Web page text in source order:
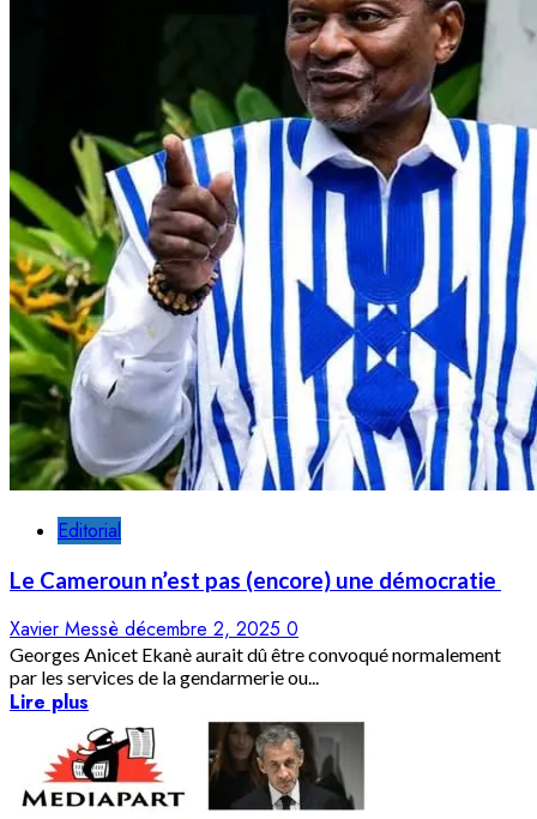
Editorial
Le Cameroun n’est pas (encore) une démocratie
Xavier Messè décembre 2, 2025 0
Georges Anicet Ekanè aurait dû être convoqué normalement
par les services de la gendarmerie ou...
Lire plus